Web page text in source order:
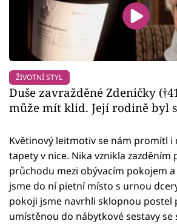
ŽIVOTNÍ STYL
Duše zavražděné Zdeničky
může mít klid. Její rodině byl
Květinový leitmotiv se nám promítl i
tapety v nice. Nika vznikla zazděním
průchodu mezi obývacím pokojem
jsme do ní pietní místo s urnou
pokoji jsme navrhli sklopnou postel
umístěnou do nábytkové sestavy se